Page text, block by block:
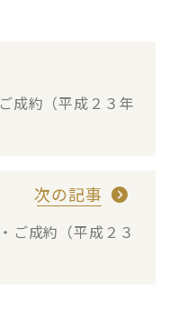
成約（平成２３年
次の記事
ご成約（平成２３